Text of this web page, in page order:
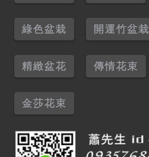
綠色盆栽 開運竹盆栽
精緻盆花 傳情花束
金莎花束